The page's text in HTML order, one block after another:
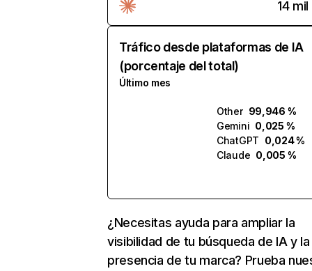
14 mil
Tráfico desde plataformas de IA
(porcentaje del total)
Último mes
Other 99,946 %
Gemini 0,025 %
ChatGPT 0,024 %
Claude 0,005 %
¿Necesitas ayuda para ampliar la
visibilidad de tu búsqueda de IA y la
presencia de tu marca? Prueba